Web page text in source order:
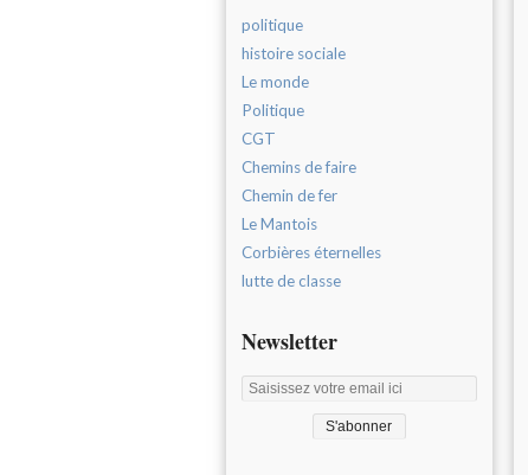
politique
histoire sociale
Le monde
Politique
CGT
Chemins de faire
Chemin de fer
Le Mantois
Corbières éternelles
lutte de classe
Newsletter